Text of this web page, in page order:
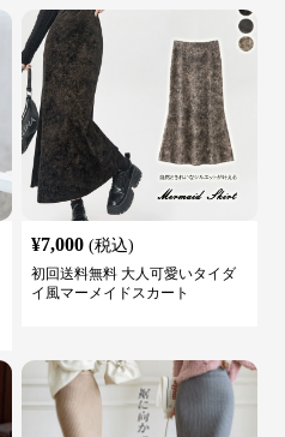
¥7,000 (税込)
初回送料無料 大人可愛いタイダ
イ風マーメイドスカート